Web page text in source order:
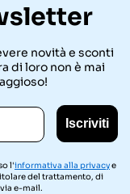
sbilanciato.
per il vostro
sua vitalità.
per il
il proprio amico
dell'etàdel
tra
adulti e cani
novità e sconti
di loro non è mai
Iscriviti
l'informativa alla privacye
del trattamento, di
e-mail.